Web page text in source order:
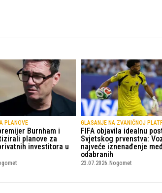
PLANOVE
Burnham i
planove za
investitora u
GLASANJE NA ZVANIČNOJ
FIFA objavila idealnu
Svjetskog prvenstva:
najveće iznenađenje
odabranih
23.07.2026. Nogomet